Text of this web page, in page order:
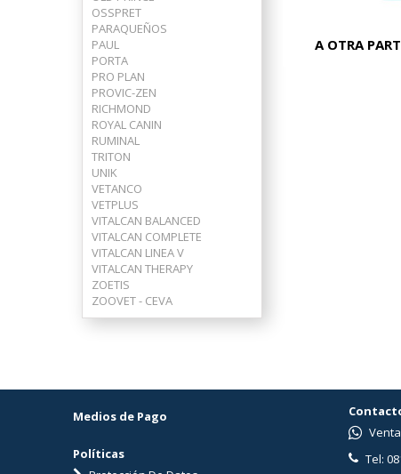
OSSPRET
PARAQUEÑOS
PAUL
PORTA
PRO PLAN
PROVIC-ZEN
RICHMOND
ROYAL CANIN
RUMINAL
TRITON
UNIK
VETANCO
VETPLUS
VITALCAN BALANCED
VITALCAN COMPLETE
VITALCAN LINEA V
VITALCAN THERAPY
ZOETIS
ZOOVET - CEVA
A OTRA
Medios de Pago
Políticas
Tel: